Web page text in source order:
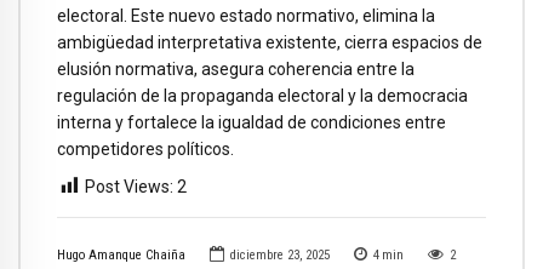
Hugo Amanque Chaiña diciembre 23, 2025 4 min 2
electoral. Este nuevo estado normativo, elimina la
ambigüedad interpretativa existente, cierra espacios de
elusión normativa, asegura coherencia entre la
regulación de la propaganda electoral y la democracia
interna y fortalece la igualdad de condiciones entre
competidores políticos.
Post Views: 2